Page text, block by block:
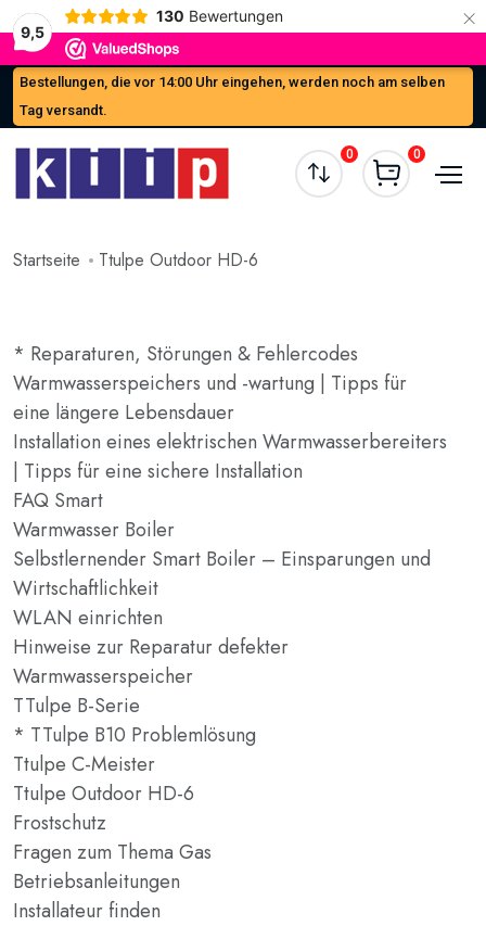
9,5
130 Bewertungen ×
Bestellungen, die vor 14:00 Uhr eingehen, werden noch am selben
Tag versandt.
0 0
Startseite Ttulpe Outdoor HD-6
* Reparaturen, Störungen & Fehlercodes
Warmwasserspeichers und -wartung | Tipps für
eine längere Lebensdauer
Installation eines elektrischen Warmwasserbereiters
| Tipps für eine sichere Installation
FAQ Smart
Warmwasser Boiler
Selbstlernender Smart Boiler – Einsparungen und
Wirtschaftlichkeit
WLAN einrichten
Hinweise zur Reparatur defekter
Warmwasserspeicher
TTulpe B-Serie
* TTulpe B10 Problemlösung
Ttulpe C-Meister
Ttulpe Outdoor HD-6
Frostschutz
Fragen zum Thema Gas
Betriebsanleitungen
Installateur finden